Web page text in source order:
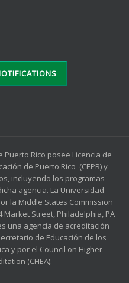
Rico posee Licencia de
de Puerto Rico (CEPR) y
incluyendo los programas
agencia. La Universidad
la Middle States Commission
Market Street, Philadelphia, PA
una agencia de acreditación
de Educación de los
y por el Council on Higher
(CHEA).